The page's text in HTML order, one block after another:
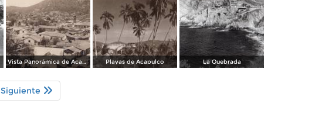
Vista Panorámica de Acapulco Playas de Acapulco La Quebrada
Siguiente